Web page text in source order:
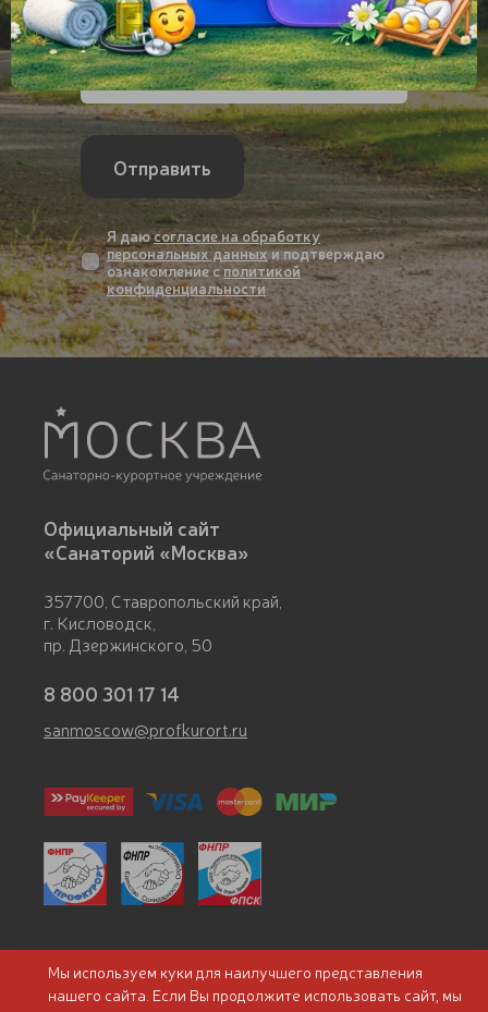
Отправить
Я даюсогласие на обработку
персональных данныхи подтверждаю
ознакомление сполитикой
конфиденциальности
Официальный сайт
«Санаторий «Москва»
357700, Ставропольский край,
г. Кисловодск,
пр. Дзержинского, 50
8 800 301 17 14
sanmoscow@profkurort.ru
Сведения о лицензии
Мы используем куки для наилучшего представления
нашего сайта. Если Вы продолжите использовать сайт, мы